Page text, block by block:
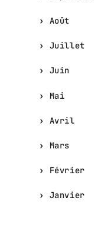
Août
Juillet
Juin
Mai
Avril
Mars
Février
Janvier